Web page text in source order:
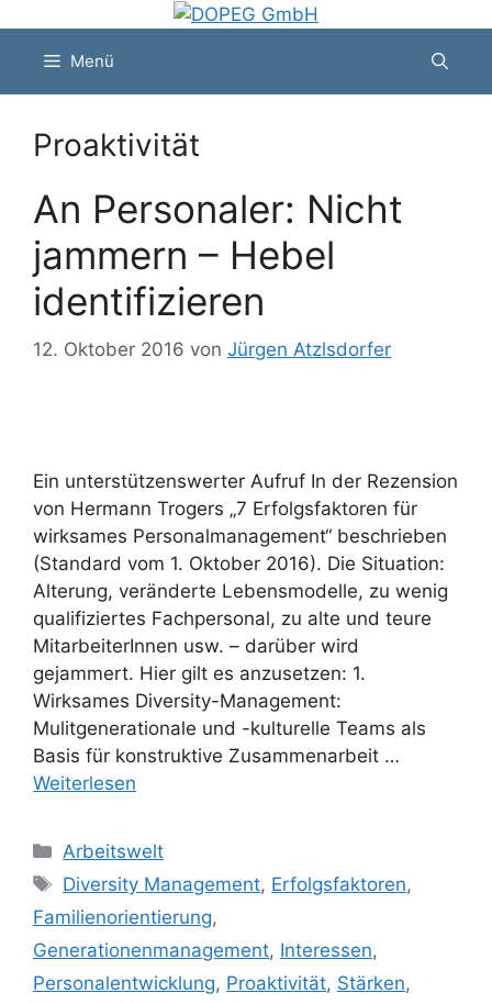
springenMenü
Proaktivität
An Personaler: Nicht
jammern – Hebel
identifizieren
12. Oktober 2016 von Jürgen Atzlsdorfer
Ein unterstützenswerter Aufruf In der Rezension
von Hermann Trogers „7 Erfolgsfaktoren für
wirksames Personalmanagement“ beschrieben
(Standard vom 1. Oktober 2016). Die Situation:
Alterung, veränderte Lebensmodelle, zu wenig
qualifiziertes Fachpersonal, zu alte und teure
MitarbeiterInnen usw. – darüber wird
gejammert. Hier gilt es anzusetzen: 1.
Wirksames Diversity-Management:
Mulitgenerationale und -kulturelle Teams als
Basis für konstruktive Zusammenarbeit …
Weiterlesen
Kategorien
Arbeitswelt
Schlagwörter
Diversity Management, Erfolgsfaktoren,
Familienorientierung,
Generationenmanagement, Interessen,
Personalentwicklung, Proaktivität, Stärken,